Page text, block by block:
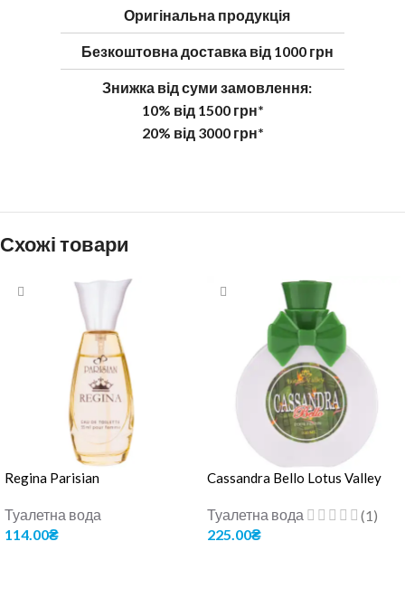
Оригінальна продукція
Безкоштовна доставка від 1000 грн
Знижка від суми замовлення:
10% від 1500 грн*
20% від 3000 грн*
Схожі товари
Regina Parisian
Туалетна вода
114.00₴
Cassandra Bello Lotus Valley
Туалетна вода
(1)
225.00₴